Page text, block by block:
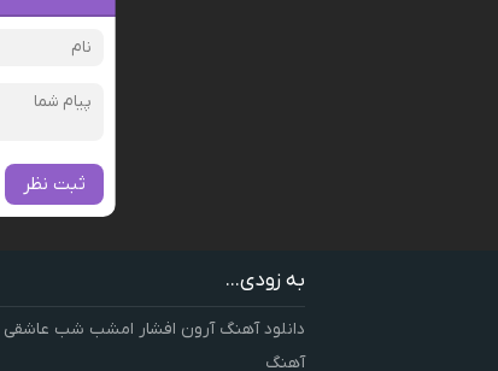
ثبت نظر
به زودی...
دانلود آهنگ آرون افشار امشب شب عاشقی
آهنگ